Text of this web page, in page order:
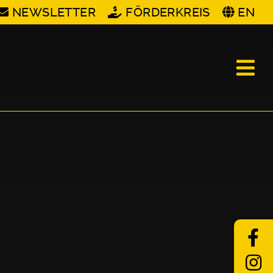
NEWSLETTER FÖRDERKREIS EN